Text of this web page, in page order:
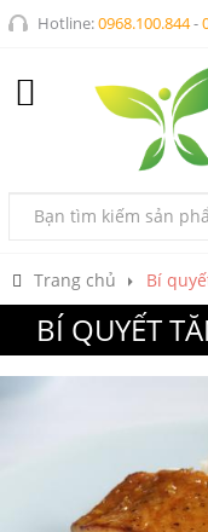
Hotline:0968.100.844-
Trang chủ Bí
BÍ QUYẾT